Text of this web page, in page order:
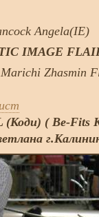
Angela(IE)
IMAGE
Zhasmin
( Be-Fits